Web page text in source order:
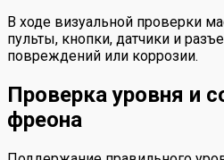
В ходе визуальной проверки
пульты, кнопки, датчики и
повреждений или коррозии.
Проверка уровня и
фреона